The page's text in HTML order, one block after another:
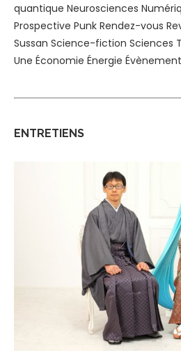
quantique Neurosciences
Prospective Punk Rendez-vous
Sussan Science-fiction Sciences
Une Économie Énergie Évènement
ENTRETIENS